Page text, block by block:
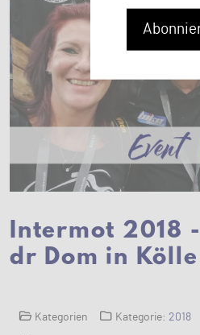
Intermot 2018
dr Dom in Kölle
Kategorien Kategorie: 2018